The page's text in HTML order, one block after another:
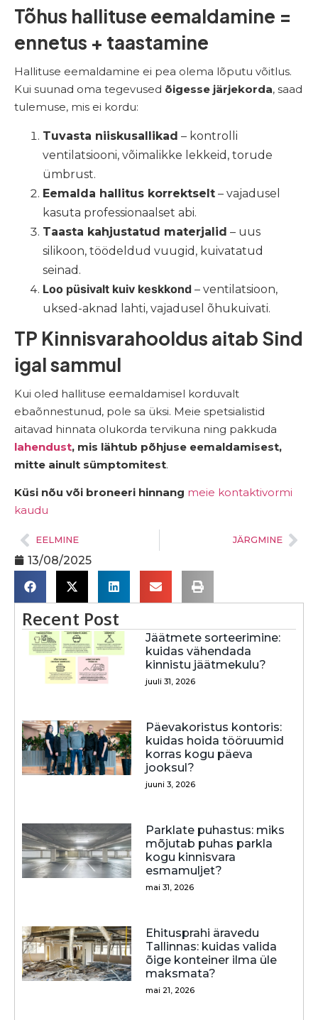
Tõhus hallituse eemaldamine =
ennetus + taastamine
Hallituse eemaldamine ei pea olema lõputu võitlus.
Kui suunad oma tegevused õigesse järjekorda, saad
tulemuse, mis ei kordu:
Tuvasta niiskusallikad – kontrolli
ventilatsiooni, võimalikke lekkeid, torude
ümbrust.
Eemalda hallitus korrektselt – vajadusel
kasuta professionaalset abi.
Taasta kahjustatud materjalid – uus
silikoon, töödeldud vuugid, kuivatatud
seinad.
Loo püsivalt kuiv keskkond – ventilatsioon,
uksed-aknad lahti, vajadusel õhukuivati.
TP Kinnisvarahooldus aitab Sind
igal sammul
Kui oled hallituse eemaldamisel korduvalt
ebaõnnestunud, pole sa üksi. Meie spetsialistid
aitavad hinnata olukorda tervikuna ning pakkuda
lahendust, mis lähtub põhjuse eemaldamisest,
mitte ainult sümptomitest.
Küsi nõu või broneeri hinnang meie kontaktivormi
kaudu
EELMINE JÄRGMINE
13/08/2025
Recent Post
Jäätmete sorteerimine:
kuidas vähendada
kinnistu jäätmekulu?
juuli 31, 2026
Päevakoristus kontoris:
kuidas hoida tööruumid
korras kogu päeva
jooksul?
juuni 3, 2026
Parklate puhastus: miks
mõjutab puhas parkla
kogu kinnisvara
esmamuljet?
mai 31, 2026
Ehitusprahi äravedu
Tallinnas: kuidas valida
õige konteiner ilma üle
maksmata?
mai 21, 2026